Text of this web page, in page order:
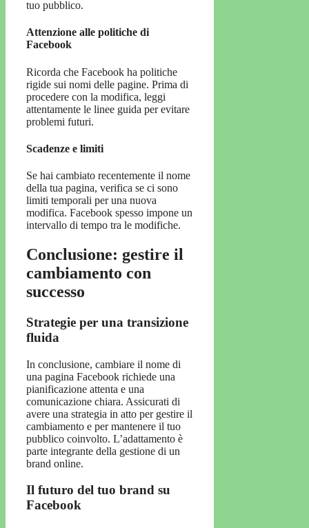
tuo pubblico.
Attenzione alle politiche di
Facebook
Ricorda che Facebook ha politiche
rigide sui nomi delle pagine. Prima di
procedere con la modifica, leggi
attentamente le linee guida per evitare
problemi futuri.
Scadenze e limiti
Se hai cambiato recentemente il nome
della tua pagina, verifica se ci sono
limiti temporali per una nuova
modifica. Facebook spesso impone un
intervallo di tempo tra le modifiche.
Conclusione: gestire il
cambiamento con
successo
Strategie per una transizione
fluida
In conclusione, cambiare il nome di
una pagina Facebook richiede una
pianificazione attenta e una
comunicazione chiara. Assicurati di
avere una strategia in atto per gestire il
cambiamento e per mantenere il tuo
pubblico coinvolto. L’adattamento è
parte integrante della gestione di un
brand online.
Il futuro del tuo brand su
Facebook